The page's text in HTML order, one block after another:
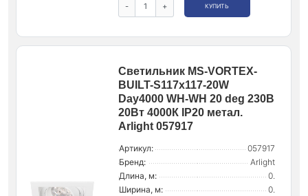
- + КУПИТЬ
Светильник MS-VORTEX-
BUILT-S117x117-20W
Day4000 WH-WH 20 deg 230В
20Вт 4000К IP20 метал.
Arlight 057917
Артикул:
057917
Бренд:
Arlight
Длина, м:
0.
Ширина, м:
0.